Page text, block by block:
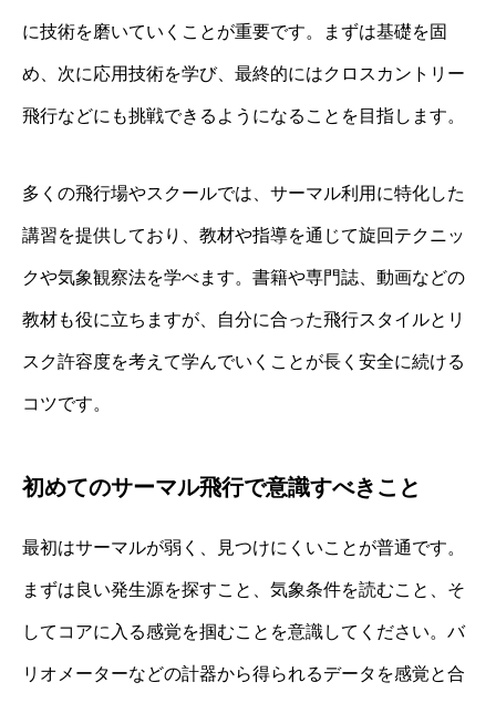
に技術を磨いていくことが重要です。まずは基礎を固
め、次に応用技術を学び、最終的にはクロスカントリー
飛行などにも挑戦できるようになることを目指します。
多くの飛行場やスクールでは、サーマル利用に特化した
講習を提供しており、教材や指導を通じて旋回テクニッ
クや気象観察法を学べます。書籍や専門誌、動画などの
教材も役に立ちますが、自分に合った飛行スタイルとリ
スク許容度を考えて学んでいくことが長く安全に続ける
コツです。
初めてのサーマル飛行で意識すべきこと
最初はサーマルが弱く、見つけにくいことが普通です。
まずは良い発生源を探すこと、気象条件を読むこと、そ
してコアに入る感覚を掴むことを意識してください。バ
リオメーターなどの計器から得られるデータを感覚と合